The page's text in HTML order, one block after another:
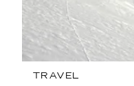
TRAVEL